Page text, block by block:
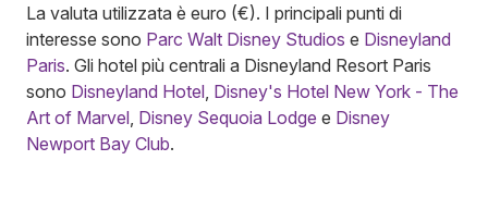
La valuta utilizzata è euro (€). I principali punti di
interesse sono Parc Walt Disney Studios e Disneyland
Paris. Gli hotel più centrali a Disneyland Resort Paris
sono Disneyland Hotel Disney's Hotel New York - The
Art of Marvel Disney Sequoia Lodge e Disney
Newport Bay Club.